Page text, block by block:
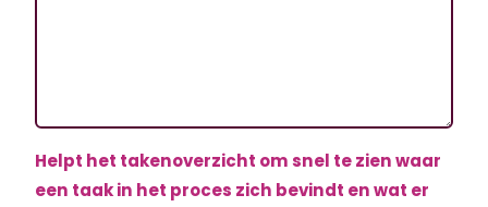
Helpt het takenoverzicht om snel te zien waar
een taak in het proces zich bevindt en wat er